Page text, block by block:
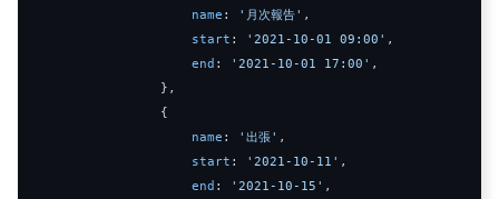
name : '月次報告' ,
start : '2021-10-01 09:00' ,
end : '2021-10-01 17:00' ,
},
{
name : '出張' ,
start : '2021-10-11' ,
end : '2021-10-15' ,